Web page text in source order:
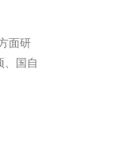
面研
、国自